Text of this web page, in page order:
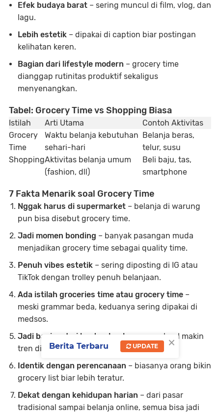
Efek budaya barat – sering muncul di film, vlog, dan
lagu.
Lebih estetik – dipakai di caption biar postingan
kelihatan keren.
Bagian dari lifestyle modern – grocery time
dianggap rutinitas produktif sekaligus
menyenangkan.
Tabel: Grocery Time vs Shopping Biasa
Istilah Arti Utama
Contoh Aktivitas
Grocery
Time
Waktu belanja kebutuhan
sehari-hari
Belanja beras,
telur, susu
ShoppingAktivitas belanja umum
(fashion, dll)
Beli baju, tas,
smartphone
7 Fakta Menarik soal Grocery Time
Nggak harus di supermarket – belanja di warung
pun bisa disebut grocery time.
Jadi momen bonding – banyak pasangan muda
menjadikan grocery time sebagai quality time.
Penuh vibes estetik – sering diposting di IG atau
TikTok dengan trolley penuh belanjaan.
Ada istilah groceries time atau grocery time –
meski grammar beda, keduanya sering dipakai di
medsos.
Jadi bagian dari konten haul – grocery haul makin
tren di YouTube.
Identik dengan perencanaan – biasanya orang bikin
grocery list biar lebih teratur.
Dekat dengan kehidupan harian – dari pasar
tradisional sampai belanja online, semua bisa jadi
×
Berita Terbaru UPDATE